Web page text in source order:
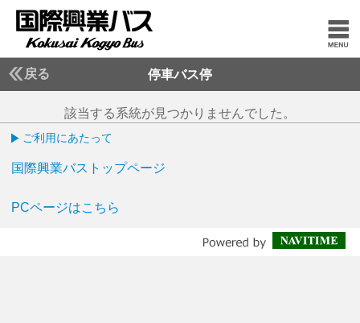
戻る 停車バス停
該当する系統が見つかりませんでした。
ご利用にあたって
国際興業バストップページ
PCページはこちら